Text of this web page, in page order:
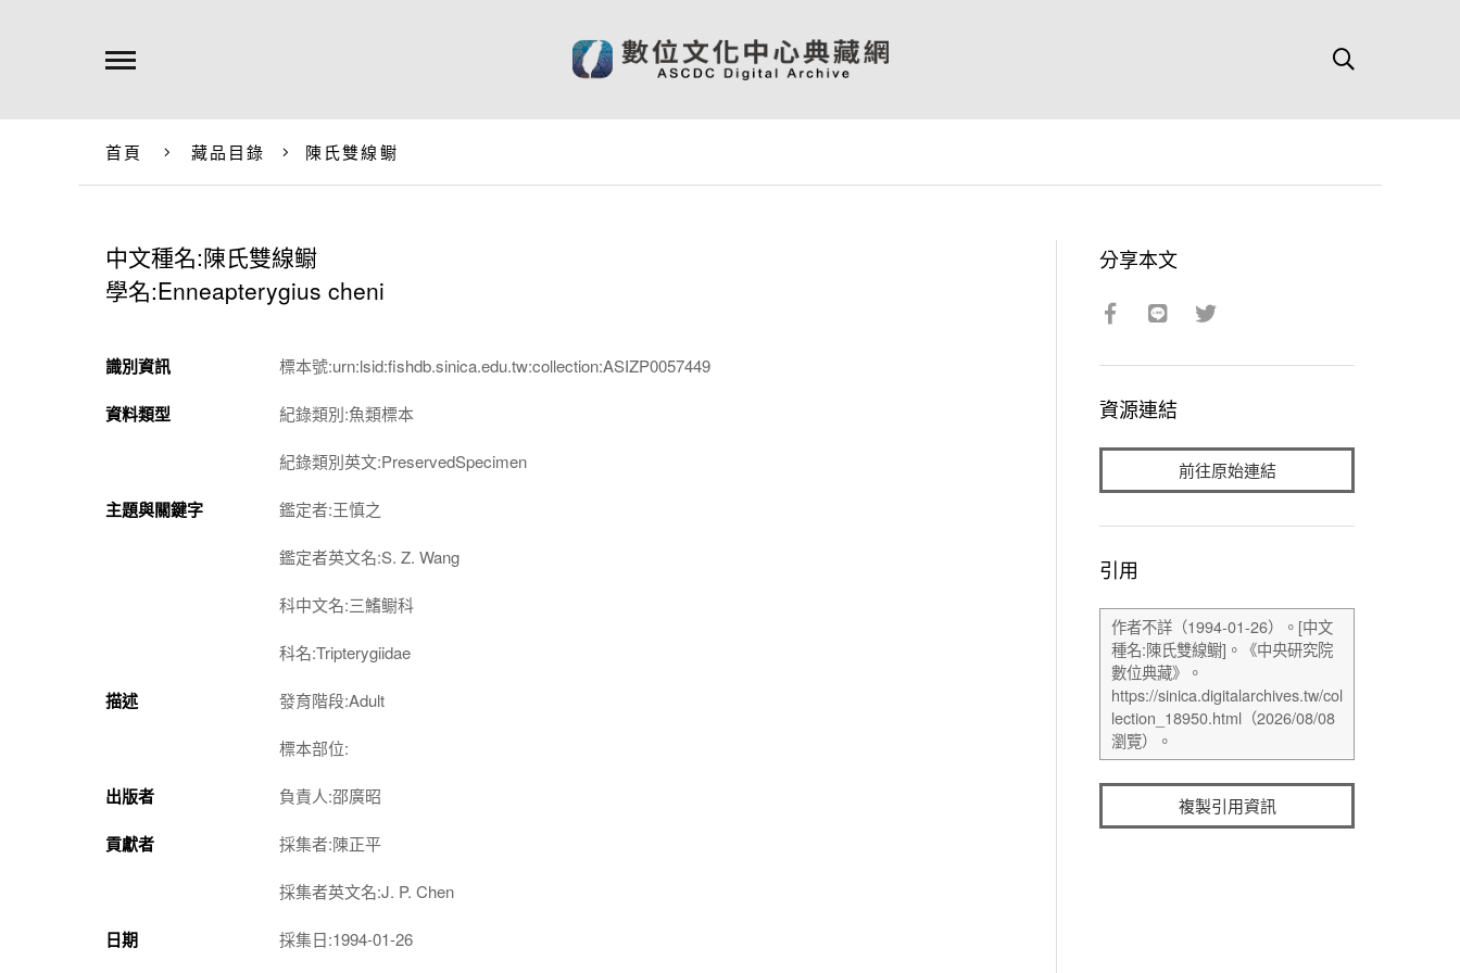
首頁 藏品目錄 陳氏雙線鳚
中文種名:陳氏雙線鳚
學名:Enneapterygius cheni
識別資訊 標本號:urn:lsid:fishdb.sinica.edu.tw:collection:ASIZP0057449
資料類型 紀錄類別:魚類標本
紀錄類別英文:PreservedSpecimen
主題與關鍵字 鑑定者:王慎之
鑑定者英文名:S. Z. Wang
科中文名:三鰭鳚科
科名:Tripterygiidae
描述 發育階段:Adult
標本部位:
出版者 負責人:邵廣昭
貢獻者 採集者:陳正平
採集者英文名:J. P. Chen
日期 採集日:1994-01-26
分享本文
資源連結
前往原始連結
引用
複製引用資訊